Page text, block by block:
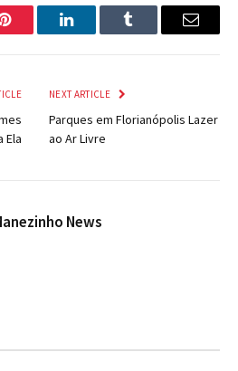
Pinterest LinkedInTumblr Email
Ela
NEXT ARTICLE
Parques em Florianópolis Lazer
ao Ar Livre
News